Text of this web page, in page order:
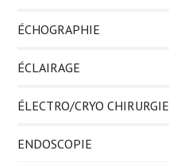
ÉCHOGRAPHIE
ÉCLAIRAGE
ÉLECTRO/CRYO CHIRURGIE
ENDOSCOPIE